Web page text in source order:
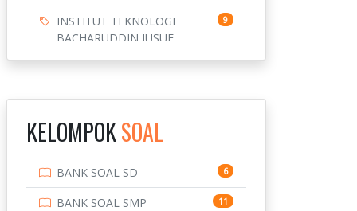
INSTITUT TEKNOLOGI
BACHARUDDIN JUSUF
9
BANDUNG
INSTITUT TEKNOLOGI
INSTITUT TEKNOLOGI
SEPULUH NOVEMBER
10
KELOMPOKSOAL
BANK SOAL SD 6
BANK SOAL SMP 11